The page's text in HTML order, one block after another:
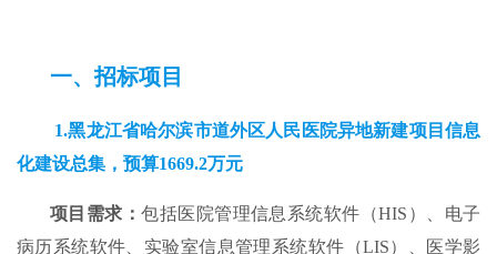
一、招标项目
1.黑龙江省哈尔滨市道外区人民医院异地新建项目信息
化建设总集 ，预算1669.2万元
项目需求：包括医院管理信息系统软件（HIS）、电子
病历系统软件、实验室信息管理系统软件（LIS）、医学影